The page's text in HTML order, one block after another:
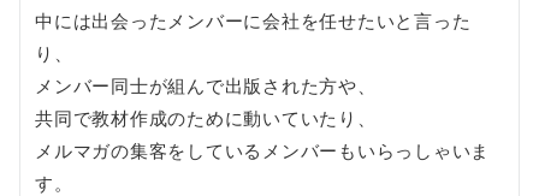
中には出会ったメンバーに会社を任せたいと言った
り、
メンバー同士が組んで出版された方や、
共同で教材作成のために動いていたり、
メルマガの集客をしているメンバーもいらっしゃいま
す。